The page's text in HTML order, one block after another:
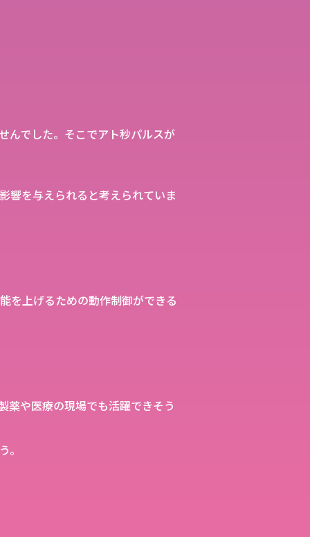
んでした。そこでアト秒パルスが
響を与えられると考えられていま
を上げるための動作制御ができる
薬や医療の現場でも活躍できそう
。